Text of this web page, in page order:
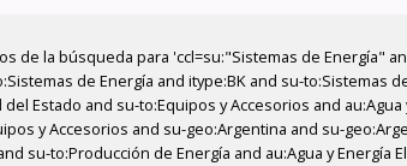
de la búsqueda para 'ccl=su:"Sistemas de Energía"
de Energía and itype:BK and su-to:Sistemas
del Estado and su-to:Equipos y Accesorios and
y Accesorios and su-geo:Argentina and su-
su-to:Producción de Energía and au:Agua y Energía